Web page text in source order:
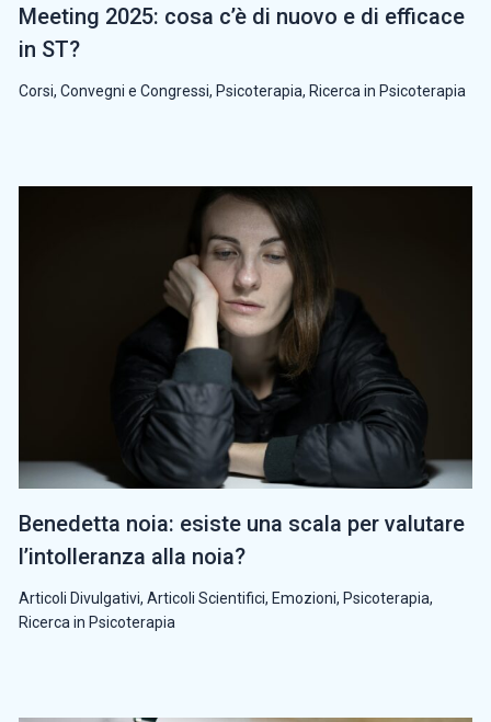
Meeting 2025: cosa c’è di nuovo e di efficace
in ST?
Corsi, Convegni e Congressi, Psicoterapia, Ricerca in Psicoterapia
Benedetta noia: esiste una scala per valutare
l’intolleranza alla noia?
Articoli Divulgativi, Articoli Scientifici, Emozioni, Psicoterapia,
Ricerca in Psicoterapia